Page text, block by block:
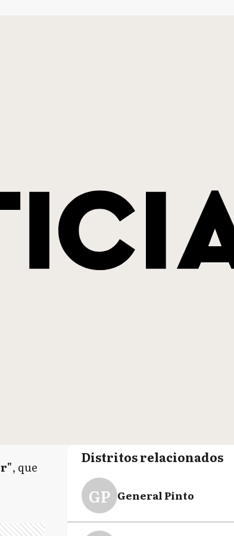
, que
Distritos relacionados
GP General Pinto